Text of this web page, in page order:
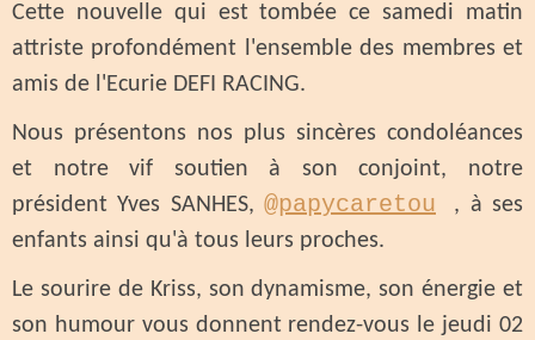
Cette nouvelle qui est tombée ce samedi matin
attriste profondément l'ensemble des membres et
amis de l'Ecurie DEFI RACING.
Nous présentons nos plus sincères condoléances
et notre vif soutien à son conjoint, notre
président Yves SANHES, @papycaretou
, à ses
enfants ainsi qu'à tous leurs proches.
Le sourire de Kriss, son dynamisme, son énergie et
son humour vous donnent rendez-vous le jeudi 02